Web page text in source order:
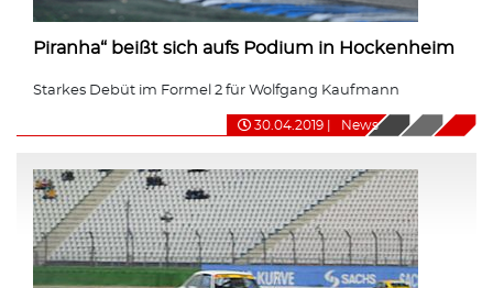
Piranha“ beißt sich aufs Podium in Hockenheim
Starkes Debüt im Formel 2 für Wolfgang Kaufmann
30.04.2019 News